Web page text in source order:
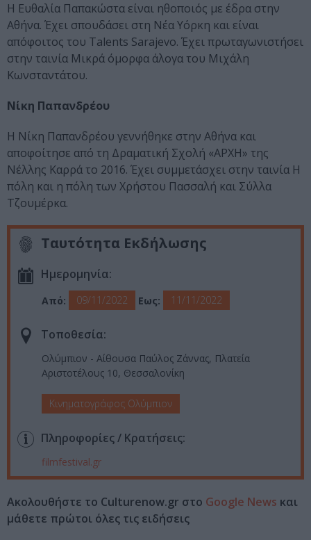
Η Ευθαλία Παπακώστα είναι ηθοποιός με έδρα στην
Αθήνα. Έχει σπουδάσει στη Νέα Υόρκη και είναι
απόφοιτος του Talents Sarajevo. Έχει πρωταγωνιστήσει
στην ταινία Μικρά όμορφα άλογα του Μιχάλη
Κωνσταντάτου.
Νίκη Παπανδρέου
Η Νίκη Παπανδρέου γεννήθηκε στην Αθήνα και
αποφοίτησε από τη Δραματική Σχολή «ΑΡΧΗ» της
Νέλλης Καρρά το 2016. Έχει συμμετάσχει στην ταινία Η
πόλη και η πόλη των Χρήστου Πασσαλή και Σύλλα
Τζουμέρκα.
Ταυτότητα Εκδήλωσης
Ημερομηνία:
Από: 09/11/2022 Εως: 11/11/2022
Τοποθεσία:
Ολύμπιον - Αίθουσα Παύλος Ζάννας, Πλατεία
Αριστοτέλους 10, Θεσσαλονίκη
Κινηματογράφος Ολύμπιον
Πληροφορίες / Κρατήσεις:
filmfestival.gr
Ακολουθήστε το Culturenow.gr στο Google News και
μάθετε πρώτοι όλες τις ειδήσεις